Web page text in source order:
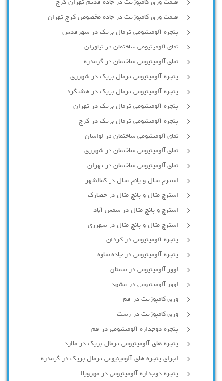
قیمت ورق کامپوزیت در جاده قدیم تهران کرج
قیمت ورق کامپوزیت در جاده مخصوص کرج تهران
پنجره آلومینیومی ترمال بریک در شهرقدس
نمای آلومینیومی ساختمان در نیاوران
نمای آلومینیومی ساختمان در گرمدره
پنجره آلومینیومی ترمال بریک در شهرری
پنجره آلومینیومی ترمال بریک در هشتگرد
پنجره آلومینیومی ترمال بریک در تهران
پنجره آلومینیومی ترمال بریک در کرج
نمای آلومینیومی ساختمان در لواسان
نمای آلومینیومی ساختمان در شهرری
نمای آلومینیومی ساختمان در تهران
استرچ متال و پانچ متال در کمالشهر
استرچ متال و پانچ متال در حصارك
استرچ و پانچ متال در شمس آباد
استرچ متال و پانچ متال در شهرری
پنجره آلومینیومی در کردان
پنجره آلومینیومی در جاده ساوه
لوور آلومینیومی در سمنان
لوور آلومینیومی در مشهد
ورق کامپوزیت در قم
ورق کامپوزیت در رشت
پنجره دوجداره آلومينيومی در قم
پنجره های آلومینیومی ترمال بریک در ملارد
اجرای پنجره های آلومینیومی ترمال بریک در گرمدره
پنجره دوجداره آلومینیومی در مهرویلا